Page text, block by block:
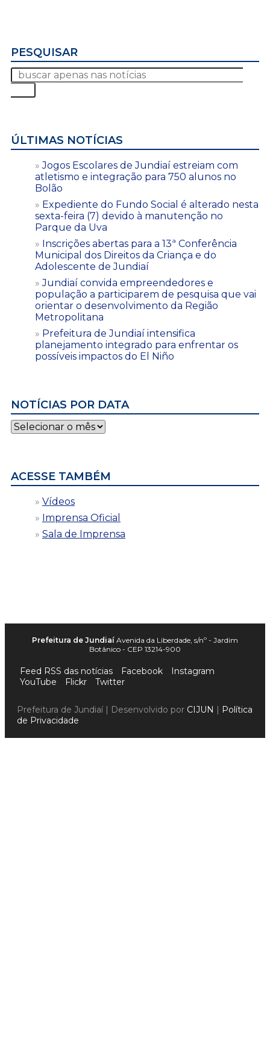
PESQUISAR
ÚLTIMAS NOTÍCIAS
Jogos Escolares de Jundiaí estreiam com
atletismo e integração para 750 alunos no
Bolão
Expediente do Fundo Social é alterado nesta
sexta-feira (7) devido à manutenção no
Parque da Uva
Inscrições abertas para a 13ª Conferência
Municipal dos Direitos da Criança e do
Adolescente de Jundiaí
Jundiaí convida empreendedores e
população a participarem de pesquisa que vai
orientar o desenvolvimento da Região
Metropolitana
Prefeitura de Jundiaí intensifica
planejamento integrado para enfrentar os
possíveis impactos do El Niño
NOTÍCIAS POR DATA
Notícias
por
ACESSE TAMBÉM
Vídeos
Imprensa Oficial
Sala de Imprensa
Prefeitura de Jundiaí Avenida da Liberdade, s/nº - Jardim
Botânico - CEP 13214-900
Feed RSS das notícias Facebook
Instagram
YouTube
Flickr Twitter
Prefeitura de Jundiaí | Desenvolvido por CIJUN | Política
de Privacidade